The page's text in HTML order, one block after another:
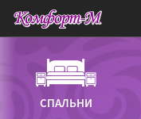
СПАЛЬНИ